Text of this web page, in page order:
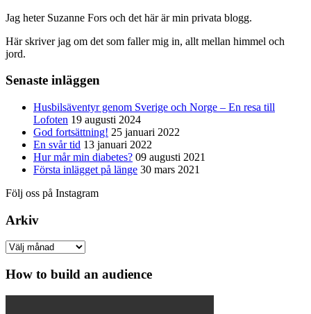
Jag heter Suzanne Fors och det här är min privata blogg.
Här skriver jag om det som faller mig in, allt mellan himmel och
jord.
Senaste inläggen
Husbilsäventyr genom Sverige och Norge – En resa till
Lofoten 19 augusti 2024
God fortsättning! 25 januari 2022
En svår tid 13 januari 2022
Hur mår min diabetes? 09 augusti 2021
Första inlägget på länge 30 mars 2021
Följ oss på Instagram
Arkiv
Arkiv
How to build an audience